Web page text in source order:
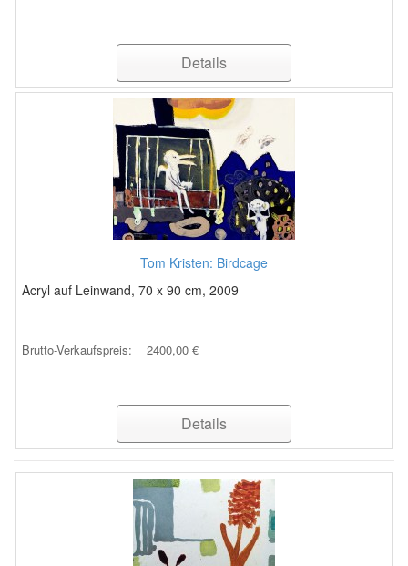
Details
Tom Kristen: Birdcage
Acryl auf Leinwand, 70 x 90 cm, 2009
Brutto-Verkaufspreis: 2400,00 €
Details